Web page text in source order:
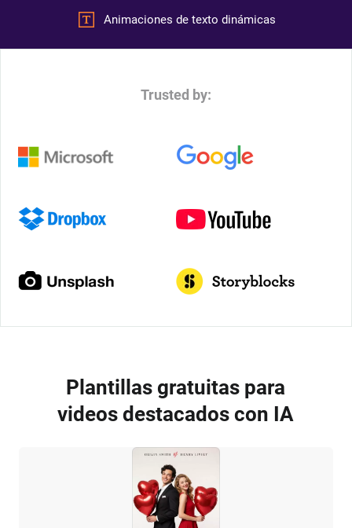
Animaciones de texto dinámicas
Trusted by:
Plantillas gratuitas para
videos destacados con IA